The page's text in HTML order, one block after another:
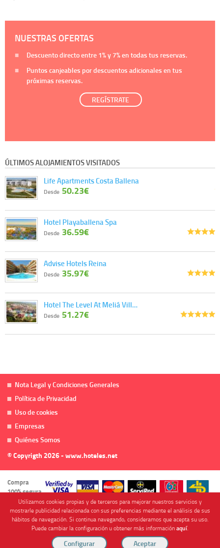
NUESTRAS OFERTAS
Descuento directo entre 1%y 7%en todas tus reservas.
Puntos canjeables por descuentos adicionales en tus
próximas reservas.
REGÍSTRATE
ÚLTIMOS ALOJAMIENTOS VISITADOS
Life Apartments Costa Ballena
Desde 50.23€
Hotel Playaballena Spa
Desde 36.59€
Advise Hotels Reina
Desde 35.97€
Hotel The Level At Meliá Vill…
Desde 51.27€
Nota Legal y Condiciones Generales
Política de Privacidad
Uso de cookies
Empresas
Quiénes Somos
© Copyrigth 2026 - www.hoteles.net
Compra
100% segura
Cofinanciado por
Utilizamos cookies propias y de terceros para mejorar nuestros servicios y
mostrarle publicidad relacionada con sus preferencias mediante el análisis de sus
hábitos de navegación. Si continua navegando, consideramos que acepta su uso.
Puede cambiar la configuración u obtener más informaciónaquí.